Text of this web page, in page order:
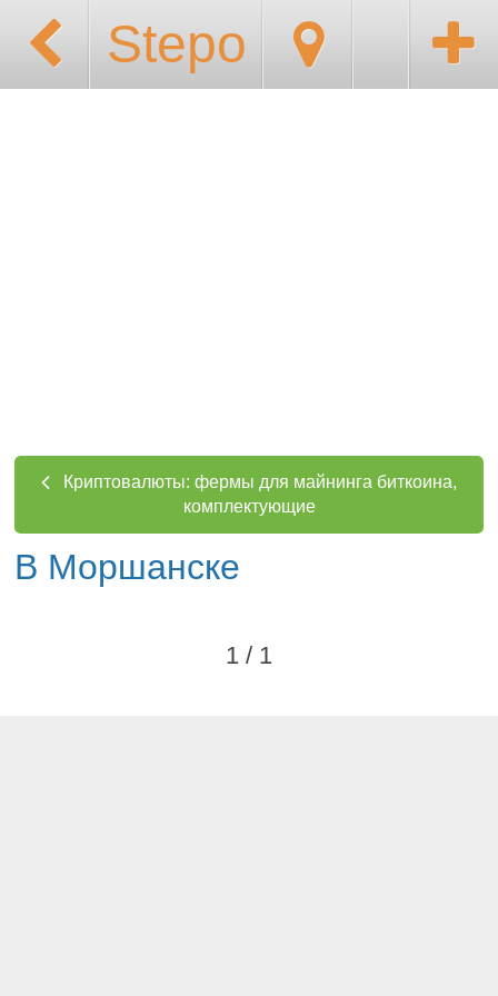
Stepo
Криптовалюты: фермы для майнинга биткоина,
комплектующие
В Моршанске
1 / 1